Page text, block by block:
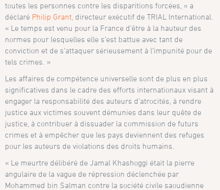
toutes les personnes contre les disparitions forcées, » a
déclaré Philip Grant, directeur exécutif de TRIAL International.
« Le temps est venu pour la France d’être à la hauteur des
normes pour lesquelles elle s’est battue avec tant de
conviction et de s’attaquer sérieusement à l’impunité pour de
tels crimes. »
Les affaires de compétence universelle sont de plus en plus
significatives dans le cadre des efforts internationaux visant à
engager la responsabilité des auteurs d’atrocités, à rendre
justice aux victimes souvent démunies dans leur quête de
justice, à contribuer à dissuader la commission de futurs
crimes et à empêcher que les pays deviennent des refuges
pour les auteurs de violations des droits humains.
« Le meurtre délibéré de Jamal Khashoggi était la pierre
angulaire de la vague de répression déclenchée par
Mohammed bin Salman contre la société civile saoudienne